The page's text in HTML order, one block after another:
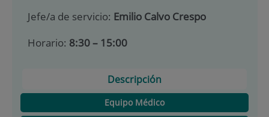
Jefe/a de servicio: Emilio Calvo Crespo
Horario: 8:30 – 15:00
Descripción
Equipo Médico